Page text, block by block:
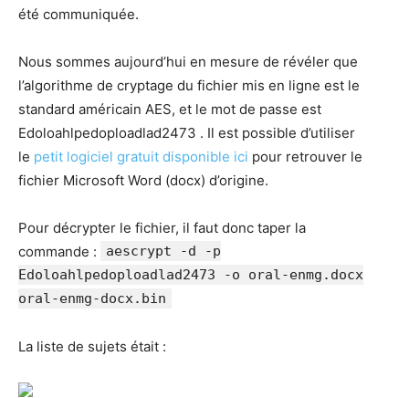
été communiquée.
Nous sommes aujourd’hui en mesure de révéler que
l’algorithme de cryptage du fichier mis en ligne est le
standard américain AES, et le mot de passe est
Edoloahlpedoploadlad2473 . Il est possible d’utiliser
le petit logiciel gratuit disponible ici pour retrouver le
fichier Microsoft Word (docx) d’origine.
Pour décrypter le fichier, il faut donc taper la
commande :
aescrypt -d -p
Edoloahlpedoploadlad2473 -o oral-enmg.docx
oral-enmg-docx.bin
La liste de sujets était :